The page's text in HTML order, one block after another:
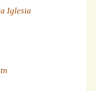
Iglesia